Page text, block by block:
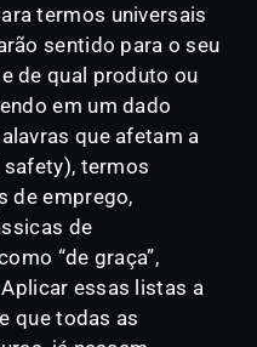
termos universais
sentido para o seu
de qual produto ou
em um dado
que afetam a
termos
de emprego,
de
“de graça”,
Aplicar essas listas a
que todas as